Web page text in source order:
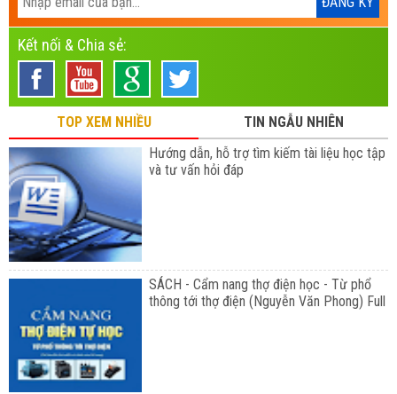
Kết nối & Chia sẻ:
TOP XEM NHIỀU
TIN NGẪU NHIÊN
Hướng dẫn, hỗ trợ tìm kiếm tài liệu học tập
và tư vấn hỏi đáp
SÁCH - Cẩm nang thợ điện học - Từ phổ
thông tới thợ điện (Nguyễn Văn Phong) Full